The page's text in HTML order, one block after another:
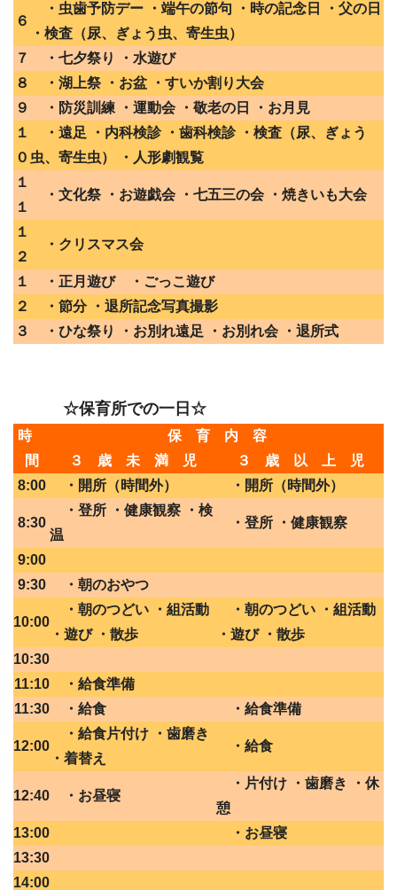
６
・虫歯予防デー ・端午の節句 ・時の記念日 ・父の日
・検査（尿、ぎょう虫、寄生虫）
７
・七夕祭り ・水遊び
８
・湖上祭 ・お盆 ・すいか割り大会
９
・防災訓練 ・運動会 ・敬老の日 ・お月見
１
０
・遠足 ・内科検診 ・歯科検診 ・検査（尿、ぎょう
虫、寄生虫） ・人形劇観覧
１
１
・文化祭 ・お遊戯会 ・七五三の会 ・焼きいも大会
１
２
・クリスマス会
１
・正月遊び ・ごっこ遊び
２
・節分 ・退所記念写真撮影
３
・ひな祭り ・お別れ遠足 ・お別れ会 ・退所式
☆保育所での一日☆
時
間
保 育 内 容
３ 歳 未 満 児
３ 歳 以 上 児
8:00
・開所（時間外） ・開所（時間外）
8:30
・登所 ・健康観察 ・検
温
・登所 ・健康観察
9:00
9:30
・朝のおやつ
10:00
・朝のつどい ・組活動
・遊び ・散歩
・朝のつどい ・組活動
・遊び ・散歩
10:30
11:10 ・給食準備
11:30 ・給食 ・給食準備
12:00
・給食片付け ・歯磨き
・着替え
・給食
12:40 ・お昼寝
・片付け ・歯磨き ・休
憩
13:00
・お昼寝
13:30
14:00